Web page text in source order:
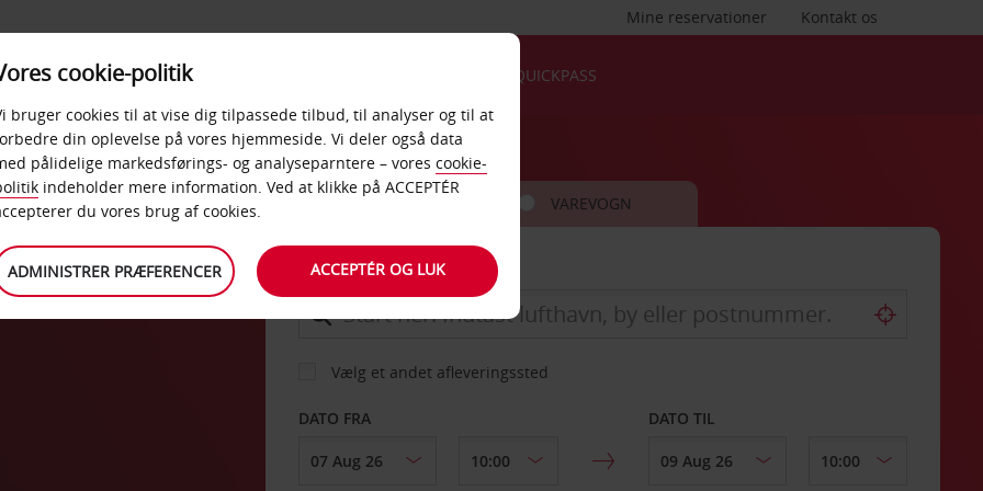
Kontakt os
Mine reservationer
PRODUKTER &
KONTORER
QUICKPASS
BIL VAREVOGN
AFHENT FRA
Vælg et andet afleveringssted
DATO FRA DATO TIL
cookie-politik
bruger cookies til at vise dig tilpassede tilbud, til analyser og til at
din oplevelse på vores hjemmeside. Vi deler også data
pålidelige markedsførings- og analyseparntere – vores cookie-
indeholder mere information. Ved at klikke på ACCEPTÉR
du vores brug af cookies.
ADMINISTRER PRÆFERENCER ACCEPTÉR OG LUK